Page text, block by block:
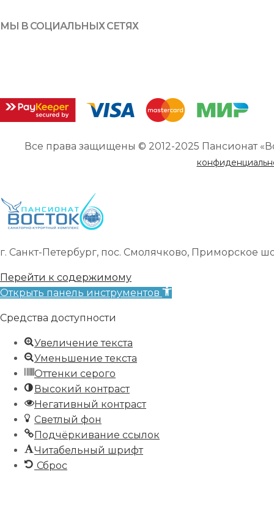
МЫ В СОЦИАЛЬНЫХ СЕТЯХ
Все права защищены © 2012-2025 Пансионат
г. Санкт-Петербург, пос. Смолячково, Приморское
Перейти к содержимому
Открыть панель инструментов
Средства доступности
Увеличение текста
Уменьшение текста
Оттенки серого
Высокий контраст
Негативный контраст
Светлый фон
Подчёркивание ссылок
Читабельный шрифт
Сброс